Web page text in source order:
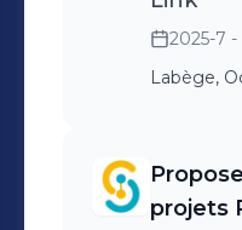
recherche
opportunités
cultivent un
pour notre
2025-7
Labège,
projets